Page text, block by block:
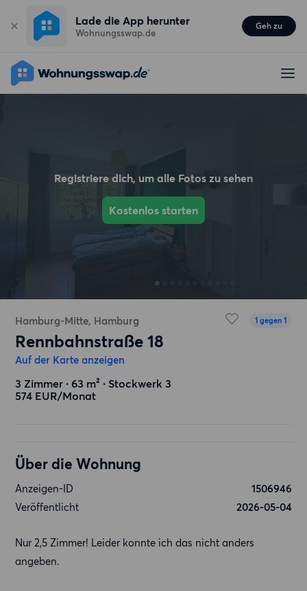
Lade die App herunter
Wohnungsswap.de
Geh zu
Registriere dich, um alle Fotos zu sehen
Kostenlos starten
Hamburg-Mitte, Hamburg 1 gegen 1
Rennbahnstraße 18
Auf der Karte anzeigen
3 Zimmer ∙ 63 m² ∙ Stockwerk 3
574 EUR/Monat
Über die Wohnung
Anzeigen-ID
1506946
Veröffentlicht
2026-05-04
Nur 2,5 Zimmer! Leider konnte ich das nicht anders
angeben.